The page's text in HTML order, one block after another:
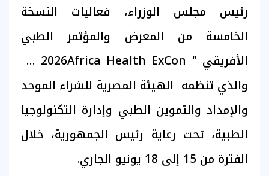
رئيس مجلس الوزراء، فعاليات النسخة
الخامسة من المعرض والمؤتمر الطبي
الأفريقي " 2026Africa Health ExCon "،
والذي تنظمه الهيئة المصرية للشراء الموحد
والإمداد والتموين الطبي وإدارة التكنولوجيا
الطبية، تحت رعاية رئيس الجمهورية، خلال
الفترة من 15 إلى 18 يونيو الجاري.